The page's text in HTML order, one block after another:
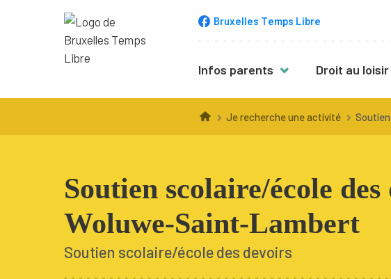
Bruxelles Temps Libre
Infos parents
Équipement
Accompagnement
Santé
Droit au loisir
Je recherche une activité
Soutien scolaire/école
Woluwe-Saint-Lambert
Soutien scolaire/école des devoirs